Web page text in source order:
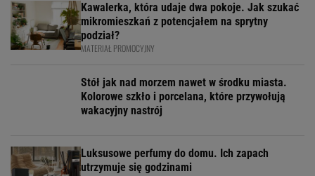
Kawalerka, która udaje dwa pokoje. Jak szukać
mikromieszkań z potencjałem na sprytny
podział?
MATERIAŁ PROMOCYJNY
Stół jak nad morzem nawet w środku miasta.
Kolorowe szkło i porcelana, które przywołują
wakacyjny nastrój
Luksusowe perfumy do domu. Ich zapach
utrzymuje się godzinami